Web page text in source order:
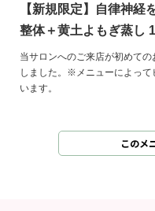
【新規限定】自律神
整体＋黄土よもぎ蒸し
当サロンへのご来店が初めて
しました。※メニューによって
います。
このメ